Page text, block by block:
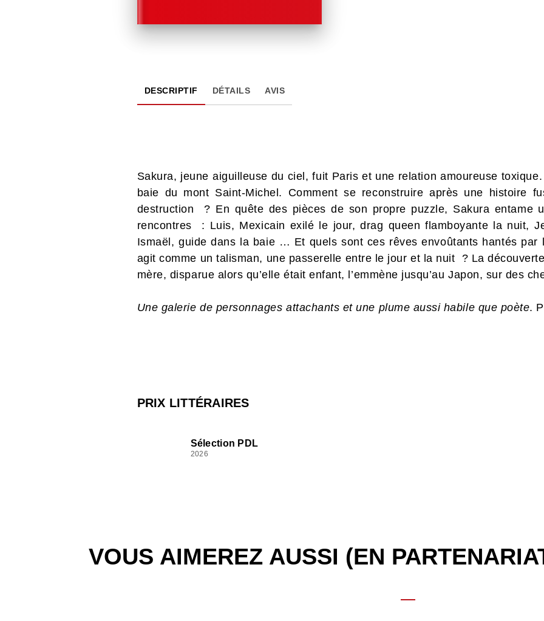
DESCRIPTIF DÉTAILS AVIS
Sakura, jeune aiguilleuse du ciel, fuit Paris et une relation amoureuse
baie du mont Saint-Michel. Comment se reconstruire après une histoire
destruction ? En quête des pièces de son propre puzzle, Sakura entame
rencontres : Luis, Mexicain exilé le jour, drag queen flamboyante la nuit,
Ismaël, guide dans la baie … Et quels sont ces rêves envoûtants hantés par
agit comme un talisman, une passerelle entre le jour et la nuit ? La
mère, disparue alors qu’elle était enfant, l’emmène jusqu’au Japon, sur des
Une galerie de personnages attachants et une plume aussi habile que poète.
PRIX LITTÉRAIRES
Sélection PDL
2026
VOUS AIMEREZ AUSSI (EN